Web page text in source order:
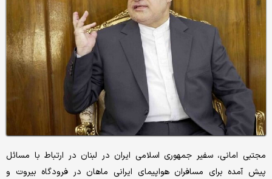
مجتبی امانی، سفیر جمهوری اسلامی ایران در لبنان در ارتباط با مسائل
پیش آمده برای مسافران هواپیمای ایرانی ماهان در فرودگاه بیروت و